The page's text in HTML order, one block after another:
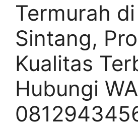
Termurah di
Sintang,
Kualitas
Hubungi WA